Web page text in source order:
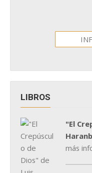
LIBROS
"El
más